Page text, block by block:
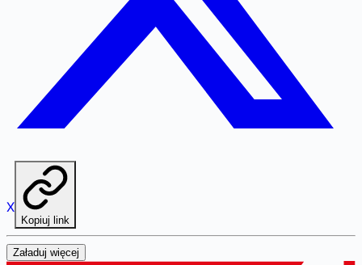
X
Kopiuj link
Załaduj więcej